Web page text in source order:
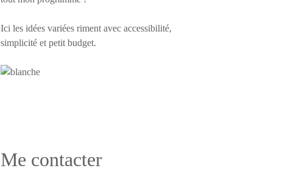
Ici les idées variées riment avec accessibilité,
simplicité et petit budget.
Me contacter